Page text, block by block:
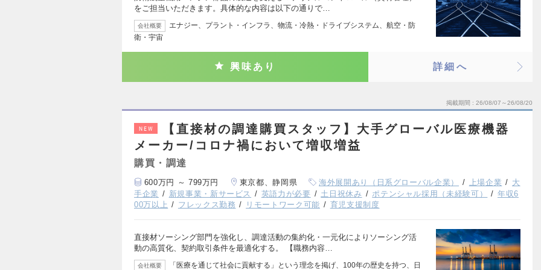
をご担当いただきます。具体的な内容は以下の通りで…
会社概要
エナジー、プラント・インフラ、物流・冷熱・ドライブシステム、航空・防
衛・宇宙
興味あり 詳細へ
掲載期間 26/08/07～26/08/20
NEW
【直接材の調達購買スタッフ】大手グローバル医療機器
メーカー/コロナ禍において増収増益
購買・調達
600万円 ～ 799万円 東京都、静岡県 海外展開あり（日系グローバル企業） 上場企業
大
手企業
新規事業・新サービス 英語力が必要 土日祝休み ポテンシャル採用（未経験可）
年収6
00万以上
フレックス勤務 リモートワーク可能 育児支援制度
直接材ソーシング部門を強化し、調達活動の集約化・一元化によりソーシング活
動の高質化、契約取引条件を最適化する。 【職務内容…
会社概要 「医療を通じて社会に貢献する」という理念を掲げ、100年の歴史を持つ、日